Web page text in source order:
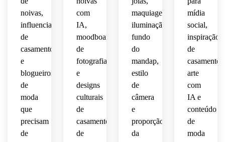
noivas,
influenciadores
de
casamento
e
blogueiros
de
moda
que
precisam
de
com
IA,
moodboards
de
fotografia
e
designs
culturais
de
casamentos
de
maquiagem,
iluminação,
fundo
do
mandap,
estilo
de
câmera
e
proporção
da
mídia
social,
inspiração
de
casamento,
arte
com
IA e
conteúdo
de
moda